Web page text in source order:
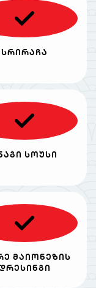
სრირაჩა
სოუსი
მაიონეზის